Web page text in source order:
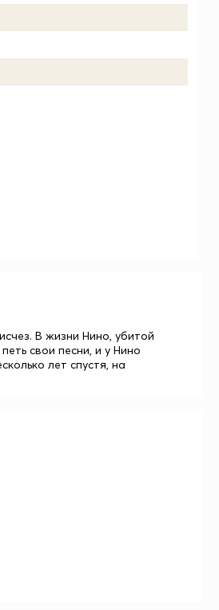
В жизни Нино, убитой
свои песни, и у Нино
лет спустя, на